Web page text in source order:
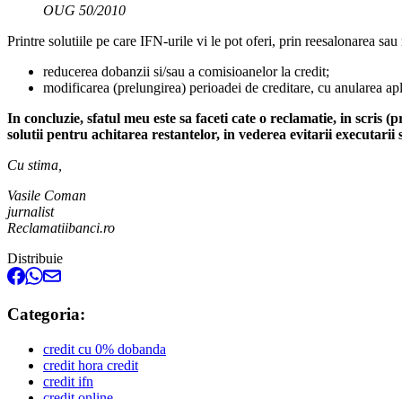
OUG 50/2010
Printre solutiile pe care IFN-urile vi le pot oferi, prin reesalonarea
reducerea dobanzii si/sau a comisioanelor la credit;
modificarea (prelungirea) perioadei de creditare, cu anularea
In concluzie, sfatul meu este sa faceti cate o reclamatie, in
solutii pentru achitarea restantelor, in vederea evitarii
Cu stima,
Vasile Coman
jurnalist
Reclamatiibanci.ro
Distribuie
Categoria:
credit cu 0% dobanda
credit hora credit
credit ifn